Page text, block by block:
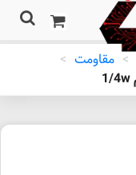
> مقاومت >